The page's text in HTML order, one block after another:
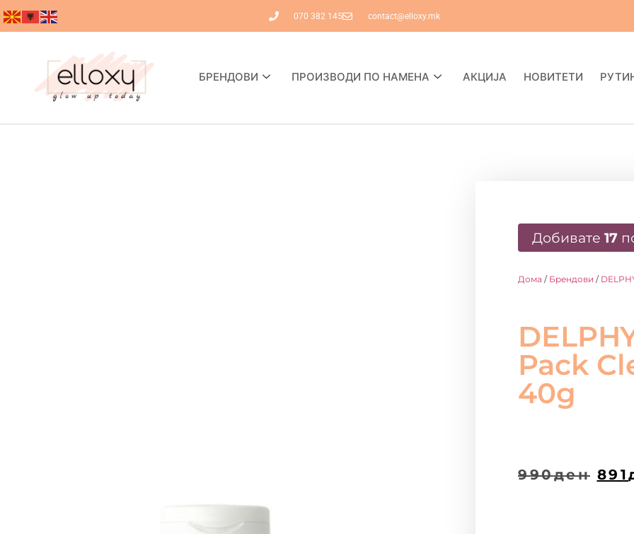
070 382 145 contact@elloxy.mk
БРЕНДОВИ ПРОИЗВОДИ ПО НАМЕНА АКЦИЈА НОВИТЕТИ
Добивате 17
Дома / Брендови /
Pack
40g
990ден 891